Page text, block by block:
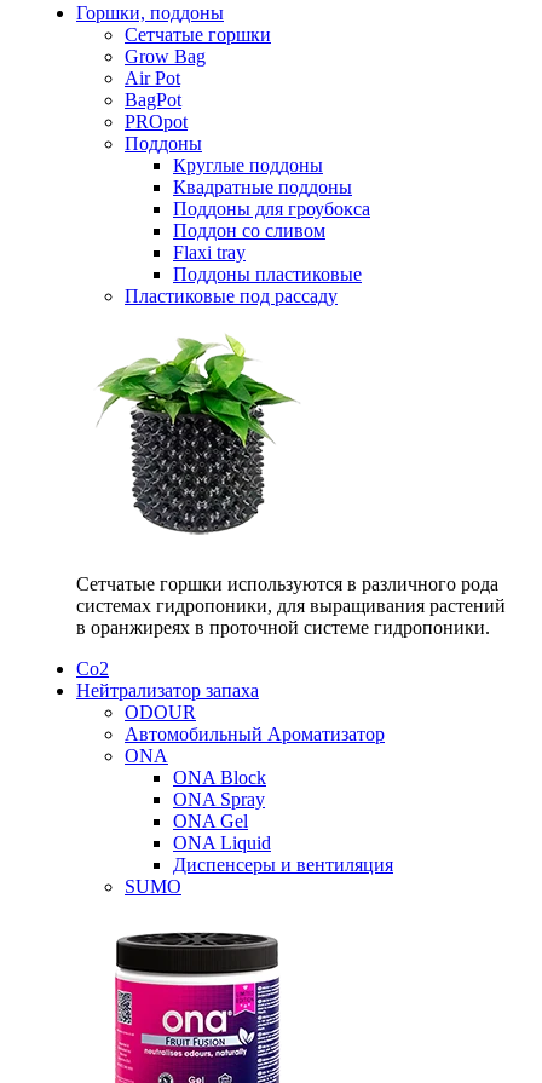
Горшки, поддоны
Сетчатые горшки
Grow Bag
Air Pot
BagPot
PROpot
Поддоны
Круглые поддоны
Квадратные поддоны
Поддоны для гроубокса
Поддон со сливом
Flaxi tray
Поддоны пластиковые
Пластиковые под рассаду
Сетчатые горшки используются в различного рода
системах гидропоники, для выращивания растений
в оранжиреях в проточной системе гидропоники.
Со2
Нейтрализатор запаха
ODOUR
Автомобильный Ароматизатор
ONA
ONA Block
ONA Spray
ONA Gel
ONA Liquid
Диспенсеры и вентиляция
SUMO